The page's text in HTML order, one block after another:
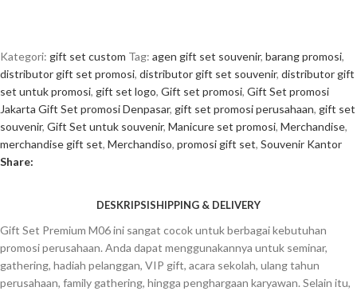
Kategori: gift set custom Tag: agen gift set souvenir, barang promosi,
distributor gift set promosi, distributor gift set souvenir, distributor gift
set untuk promosi, gift set logo, Gift set promosi, Gift Set promosi
Jakarta Gift Set promosi Denpasar, gift set promosi perusahaan, gift set
souvenir, Gift Set untuk souvenir, Manicure set promosi, Merchandise,
merchandise gift set, Merchandiso, promosi gift set, Souvenir Kantor
Share:
DESKRIPSISHIPPING & DELIVERY
Gift Set Premium M06 ini sangat cocok untuk berbagai kebutuhan
promosi perusahaan. Anda dapat menggunakannya untuk seminar,
gathering, hadiah pelanggan, VIP gift, acara sekolah, ulang tahun
perusahaan, family gathering, hingga penghargaan karyawan. Selain itu,